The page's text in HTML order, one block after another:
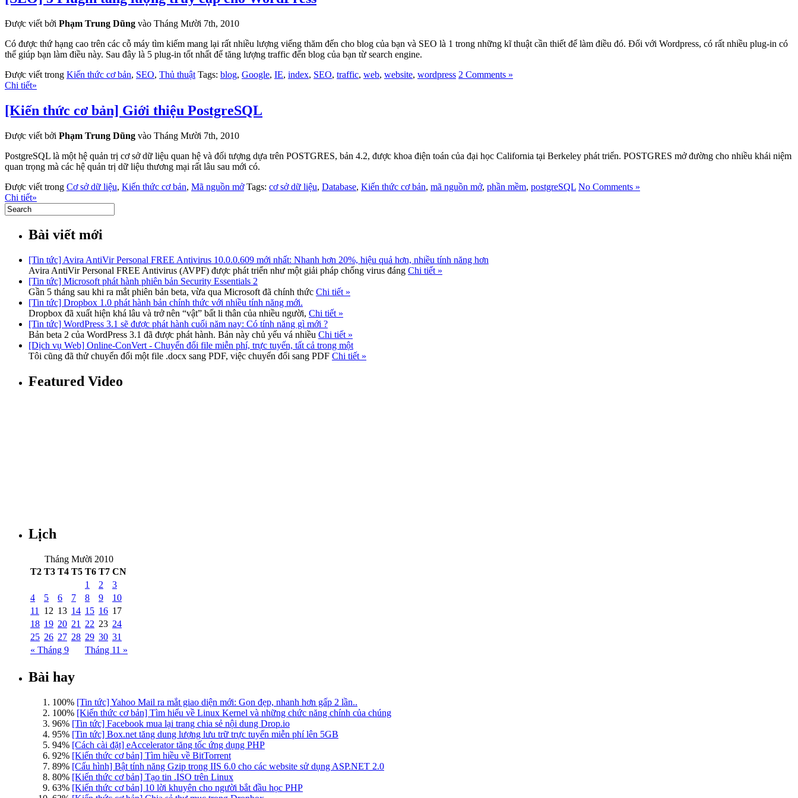
Được viết bởi Phạm Trung Dũng vào Tháng Mười 7th, 2010
Có được thứ hạng cao trên các cỗ máy tìm kiếm mang lại rất nhiều lượng viếng thăm đến cho blog của bạn và SEO là 1 trong những kĩ thuật cần thiết để làm điều đó. Đối với Wordpress, có rất nhiều plug-in có
thể giúp bạn làm điều này. Sau đây là 5 plug-in tốt nhất để tăng lượng traffic đến blog của bạn từ search engine.
Được viết trong Kiến thức cơ bản, SEO, Thủ thuật Tags: blog, Google, IE, index, SEO, traffic, web, website, wordpress 2 Comments »
Chi tiết»
[Kiến thức cơ bản] Giới thiệu PostgreSQL
Được viết bởi Phạm Trung Dũng vào Tháng Mười 7th, 2010
PostgreSQL là một hệ quản trị cơ sở dữ liệu quan hệ và đối tượng dựa trên POSTGRES, bản 4.2, được khoa điện toán của đại học California tại Berkeley phát triển. POSTGRES mở đường cho nhiều khái niệm
quan trọng mà các hệ quản trị dữ liệu thương mại rất lâu sau mới có.
Được viết trong Cơ sở dữ liệu, Kiến thức cơ bản, Mã nguồn mởTags: cơ sở dữ liệu, Database, Kiến thức cơ bản, mã nguồn mở, phần mềm, postgreSQL No Comments »
Chi tiết»
Bài viết mới
[Tin tức] Avira AntiVir Personal FREE Antivirus 10.0.0.609 mới nhất: Nhanh hơn 20%, hiệu quả hơn, nhiều tính năng hơn
Avira AntiVir Personal FREE Antivirus (AVPF) được phát triển như một giải pháp chống virus đáng Chi tiết »
[Tin tức] Microsoft phát hành phiên bản Security Essentials 2
Gần 5 tháng sau khi ra mắt phiên bản beta, vừa qua Microsoft đã chính thức Chi tiết »
[Tin tức] Dropbox 1.0 phát hành bản chính thức với nhiều tính năng mới.
Dropbox đã xuất hiện khá lâu và trở nên “vật” bất li thân của nhiều người, Chi tiết »
[Tin tức] WordPress 3.1 sẽ được phát hành cuối năm nay: Có tính năng gì mới ?
Bản beta 2 của WordPress 3.1 đã được phát hành. Bản này chủ yếu vá nhiều Chi tiết »
[Dịch vụ Web] Online-ConVert - Chuyển đổi file miễn phí, trực tuyến, tất cả trong một
Tôi cũng đã thử chuyển đổi một file .docx sang PDF, việc chuyển đổi sang PDF Chi tiết »
Featured Video
Lịch
Tháng Mười 2010
T2 T3 T4 T5 T6 T7 CN
« Tháng 9 Tháng 11 »
1 2
3
4
5 6 7 8 9
10
11
12 13 14 15 16 17
18 19 20 21 22 23 24
25 26 27 28 29 30 31
Bài hay
100% [Tin tức] Yahoo Mail ra mắt giao diện mới: Gọn đẹp, nhanh hơn gấp 2 lần..
100% [Kiến thức cơ bản] Tìm hiểu về Linux Kernel và những chức năng chính của chúng
96% [Tin tức] Facebook mua lại trang chia sẻ nội dung Drop.io
95% [Tin tức] Box.net tăng dung lượng lưu trữ trực tuyến miễn phí lên 5GB
94% [Cách cài đặt] eAccelerator tăng tốc ứng dụng PHP
92% [Kiến thức cơ bản] Tìm hiều về BitTorrent
89% [Cấu hình] Bật tính năng Gzip trong IIS 6.0 cho các website sử dụng ASP.NET 2.0
80% [Kiến thức cơ bản] Tạo tin .ISO trên Linux
63% [Kiến thức cơ bản] 10 lời khuyên cho người bắt đầu học PHP